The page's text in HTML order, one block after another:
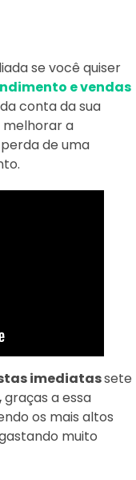
se você quiser
e vendas
conta da sua
a
de uma
imediatassete
graças a essa
os mais altos
muito